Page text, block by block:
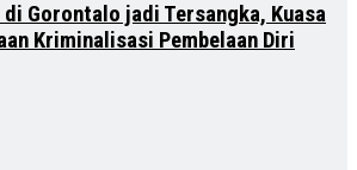
di Gorontalo jadi Tersangka, Kuasa
Kriminalisasi Pembelaan Diri